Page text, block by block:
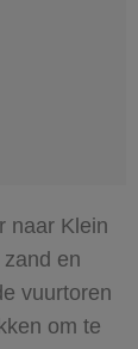
naar Klein
en
vuurtoren
om te